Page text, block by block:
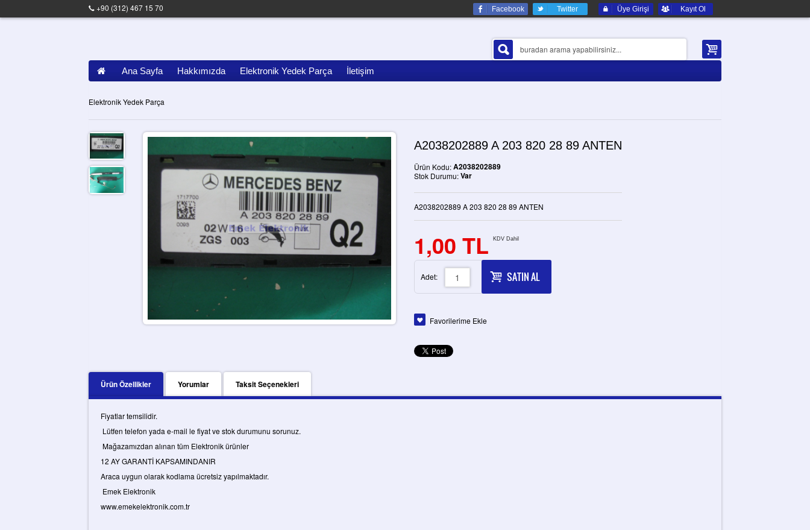
+90 (312) 467 15 70 Facebook Twitter Üye Girişi Kayıt Ol
Ana Sayfa Hakkımızda Elektronik Yedek Parça İletişim
Elektronik Yedek Parça
A2038202889 A 203 820 28 89 ANTEN
Ürün Kodu:A2038202889
Stok Durumu:Var
A2038202889 A 203 820 28 89 ANTEN
1,00 TL KDV Dahil
Adet: SATIN AL
Favorilerime Ekle
Ürün Özellikler Yorumlar Taksit Seçenekleri
Fiyatlar temsilidir.
Lütfen telefon yada e-mail le fiyat ve stok durumunu sorunuz.
Mağazamızdan alınan tüm Elektronik ürünler
12 AY GARANTİ KAPSAMINDANIR
Araca uygun olarak kodlama ücretsiz yapılmaktadır.
Emek Elektronik
www.emekelektronik.com.tr